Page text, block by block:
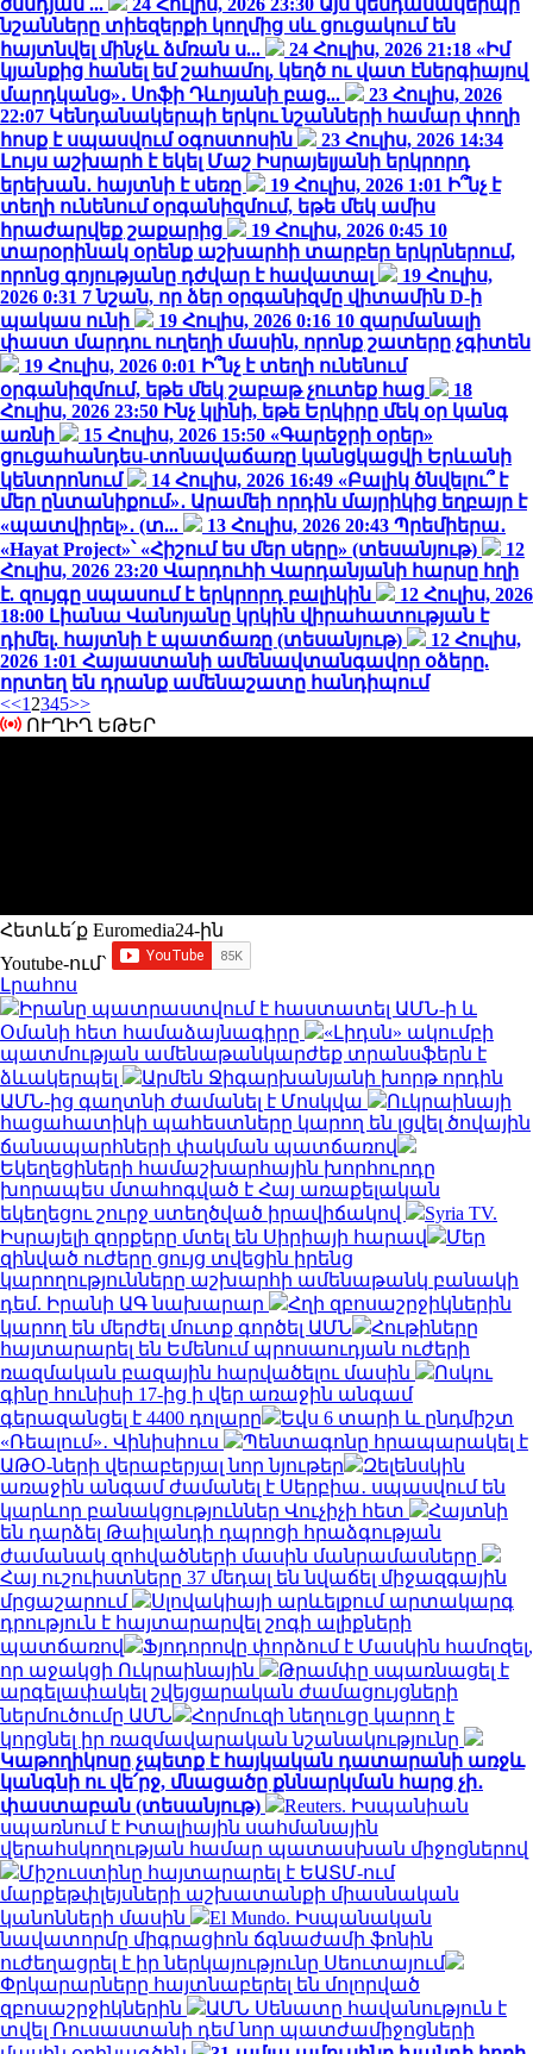
նշանները տիեզերքի կողմից սև ցուցակում են
հայտնվել մինչև ձմռան ս...
24 Հուլիս, 2026 21:18 «Իմ
կյանքից հանել եմ շահամոլ, կեղծ ու վատ էներգիայով
մարդկանց»․ Սոֆի Դևոյանի բաց...
23 Հուլիս, 2026
22:07 Կենդանակերպի երկու նշանների համար փողի
հոսք է սպասվում օգոստոսին
23 Հուլիս, 2026 14:34
Լույս աշխարհ է եկել Մաշ Իսրայելյանի երկրորդ
երեխան․ հայտնի է սեռը
19 Հուլիս, 2026 1:01 Ի՞նչ է
տեղի ունենում օրգանիզմում, եթե մեկ ամիս
հրաժարվեք շաքարից
19 Հուլիս, 2026 0:45 10
տարօրինակ օրենք աշխարհի տարբեր երկրներում,
որոնց գոյությանը դժվար է հավատալ
19 Հուլիս,
2026 0:31 7 նշան, որ ձեր օրգանիզմը վիտամին D-ի
պակաս ունի
19 Հուլիս, 2026 0:16 10 զարմանալի
փաստ մարդու ուղեղի մասին, որոնք շատերը չգիտեն
19 Հուլիս, 2026 0:01 Ի՞նչ է տեղի ունենում
օրգանիզմում, եթե մեկ շաբաթ չուտեք հաց
18
Հուլիս, 2026 23:50 Ինչ կլինի, եթե Երկիրը մեկ օր կանգ
առնի
15 Հուլիս, 2026 15:50 «Գարեջրի օրեր»
ցուցահանդես-տոնավաճառը կանցկացվի Երևանի
կենտրոնում
14 Հուլիս, 2026 16:49 «Բալիկ ծնվելու՞ է
մեր ընտանիքում»․ Արամեի որդին մայրիկից եղբայր է
«պատվիրել»․ (տ...
13 Հուլիս, 2026 20:43 Պրեմիերա․
«Hayat Project»՝ «Հիշում ես մեր սերը» (տեսանյութ)
12
Հուլիս, 2026 23:20 Վարդուհի Վարդանյանի հարսը հղի
է. զույգը սպասում է երկրորդ բալիկին
12 Հուլիս, 2026
18:00 Լիանա Վանոյանը կրկին վիրահատության է
դիմել. հայտնի է պատճառը (տեսանյութ)
12 Հուլիս,
2026 1:01 Հայաստանի ամենավտանգավոր օձերը.
որտեղ են դրանք ամենաշատը հանդիպում
<<1 2345>>
ՈՒՂԻՂ ԵԹԵՐ
Հետևե՛ք Euromedia24-ին
Youtube-ում`
Լրահոս
Իրանը պատրաստվում է հաստատել ԱՄՆ-ի և
Օմանի հետ համաձայնագիրը
«Լիդսն» ակումբի
պատմության ամենաթանկարժեք տրանսֆերն է
ձևակերպել
Արմեն Ջիգարխանյանի խորթ որդին
ԱՄՆ-ից գաղտնի ժամանել է Մոսկվա
Ուկրաինայի
հացահատիկի պահեստները կարող են լցվել ծովային
ճանապարհների փակման պատճառով
Եկեղեցիների համաշխարհային խորհուրդը
խորապես մտահոգված է Հայ առաքելական
եկեղեցու շուրջ ստեղծված իրավիճակով
Syria TV.
Իսրայելի զորքերը մտել են Սիրիայի հարավ
Մեր
զինված ուժերը ցույց տվեցին իրենց
կարողությունները աշխարհի ամենաթանկ բանակի
դեմ. Իրանի ԱԳ նախարար
Հղի զբոսաշրջիկներին
կարող են մերժել մուտք գործել ԱՄՆ
Հութիները
հայտարարել են Եմենում պրոսաուդյան ուժերի
ռազմական բազային հարվածելու մասին
Ոսկու
գինը հունիսի 17-ից ի վեր առաջին անգամ
գերազանցել է 4400 դոլարը
Եվս 6 տարի և ընդմիշտ
«Ռեալում»․ Վինիսիուս
Պենտագոնը հրապարակել է
ԱԹՕ-ների վերաբերյալ նոր նյութեր
Զելենսկին
առաջին անգամ ժամանել է Սերբիա․ սպասվում են
կարևոր բանակցություններ Վուչիչի հետ
Հայտնի
են դարձել Թաիլանդի դպրոցի հրաձգության
ժամանակ զոհվածների մասին մանրամասները
Հայ ուշուիստները 37 մեդալ են նվաճել միջազգային
մրցաշարում
Սլովակիայի արևելքում արտակարգ
դրություն է հայտարարվել շոգի ալիքների
պատճառով
Ֆյոդորովը փորձում է Մասկին համոզել,
որ աջակցի Ուկրաինային
Թրամփը սպառնացել է
արգելափակել շվեյցարական ժամացույցների
ներմուծումը ԱՄՆ
Հորմուզի նեղուցը կարող է
կորցնել իր ռազմավարական նշանակությունը
Կաթողիկոսը չպետք է հայկական դատարանի առջև
կանգնի ու վե՛րջ, մնացածը քննարկման հարց չի․
փաստաբան (տեսանյութ)
Reuters. Իսպանիան
սպառնում է Իտալիային սահմանային
վերահսկողության համար պատասխան միջոցներով
Միշուստինը հայտարարել է ԵԱՏՄ-ում
մարքեթփլեյսների աշխատանքի միասնական
կանոնների մասին
El Mundo. Իսպանական
նավատորմը միգրացիոն ճգնաժամի ֆոնին
ուժեղացրել է իր ներկայությունը Սեուտայում
Փրկարարները հայտնաբերել են մոլորված
զբոսաշրջիկներին
ԱՄՆ Սենատը հավանություն է
տվել Ռուսաստանի դեմ նոր պատժամիջոցների